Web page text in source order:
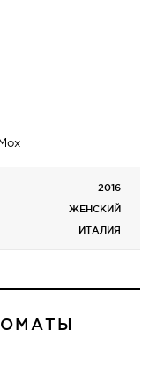
2016
ЖЕНСКИЙ
ИТАЛИЯ